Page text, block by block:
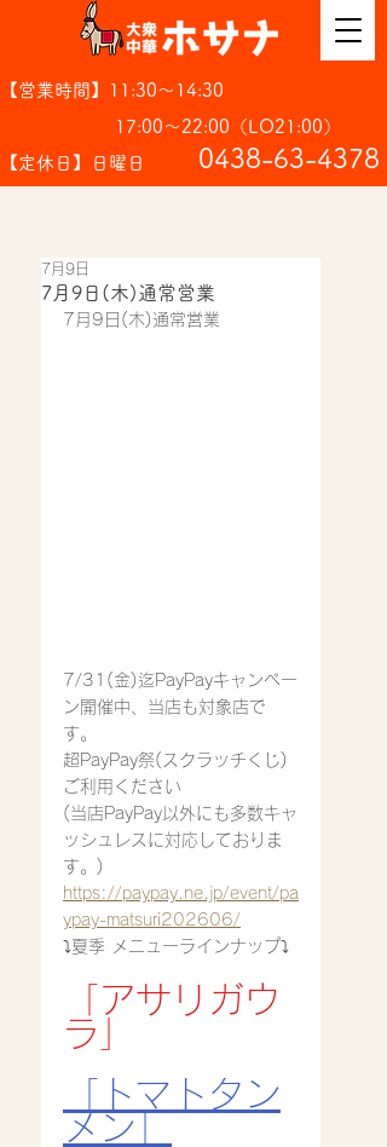
【営業時間】11:30～14:30
17:00～22:00（LO21:00）
【定休日】日曜日
​0438-63-4378
7月9日(木)通常営業
7月9日
7月9日(木)通常営業
7/31(金)迄PayPayキャンペー
ン開催中、当店も対象店で
す。
超PayPay祭(スクラッチくじ)
ご利用ください
(当店PayPay以外にも多数キャ
ッシュレスに対応しておりま
す。)
https://paypay.ne.jp/event/pa
ypay-matsuri202606/
⤵︎夏季 メニューラインナップ⤵︎
「アサリガウ
ラ」
「トマトタン
メン」